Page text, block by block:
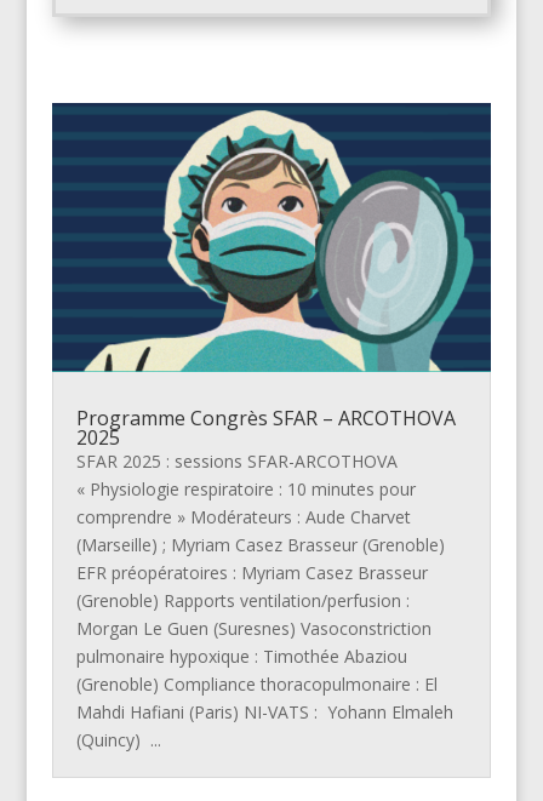
Programme Congrès SFAR – ARCOTHOVA
2025
SFAR 2025 : sessions SFAR-ARCOTHOVA
« Physiologie respiratoire : 10 minutes pour
comprendre » Modérateurs : Aude Charvet
(Marseille) ; Myriam Casez Brasseur (Grenoble)
EFR préopératoires : Myriam Casez Brasseur
(Grenoble) Rapports ventilation/perfusion :
Morgan Le Guen (Suresnes) Vasoconstriction
pulmonaire hypoxique : Timothée Abaziou
(Grenoble) Compliance thoracopulmonaire : El
Mahdi Hafiani (Paris) NI-VATS : Yohann Elmaleh
(Quincy) ...